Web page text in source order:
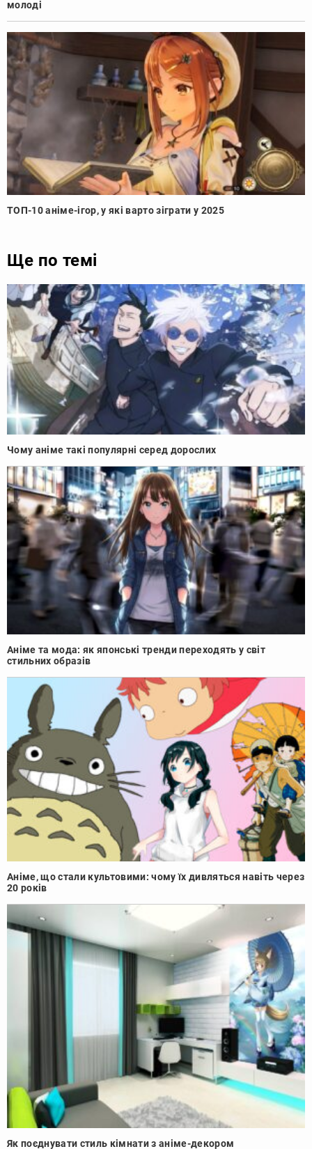
молоді
ТОП-10 аніме-ігор, у які варто зіграти у 2025
Ще по темі
Чому аніме такі популярні серед дорослих
Аніме та мода: як японські тренди переходять у світ
стильних образів
Аніме, що стали культовими: чому їх дивляться навіть через
20 років
Як поєднувати стиль кімнати з аніме-декором